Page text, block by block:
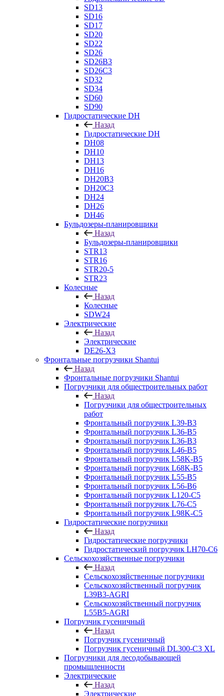
SD13
SD16
SD17
SD20
SD22
SD26
SD26B3
SD26C3
SD32
SD34
SD60
SD90
Гидростатические DH
Назад
Гидростатические DH
DH08
DH10
DH13
DH16
DH20B3
DH20C3
DH24
DH26
DH46
Бульдозеры-планировщики
Назад
Бульдозеры-планировщики
STR13
STR16
STR20-5
STR23
Колесные
Назад
Колесные
SDW24
Электрические
Назад
Электрические
DE26-X3
Фронтальные погрузчики Shantui
Назад
Фронтальные погрузчики Shantui
Погрузчики для общестроительных работ
Назад
Погрузчики для общестроительных
работ
Фронтальный погрузчик L39-B3
Фронтальный погрузчик L36-B5
Фронтальный погрузчик L36-B3
Фронтальный погрузчик L46-B5
Фронтальный погрузчик L58K-B5
Фронтальный погрузчик L68K-B5
Фронтальный погрузчик L55-B5
Фронтальный погрузчик L56-B6
Фронтальный погрузчик L120-С5
Фронтальный погрузчик L76-С5
Фронтальный погрузчик L98K-C5
Гидростатические погрузчики
Назад
Гидростатические погрузчики
Гидростатический погрузчик LH70-C6
Сельскохозяйственные погрузчики
Назад
Сельскохозяйственные погрузчики
Сельскохозяйственный погрузчик
L39B3-AGRI
Сельскохозяйственный погрузчик
L55B5-AGRI
Погрузчик гусеничный
Назад
Погрузчик гусеничный
Погрузчик гусеничный DL300-C3 XL
Погрузчики для лесодобывающей
промышленности
Электрические
Назад
Электрические